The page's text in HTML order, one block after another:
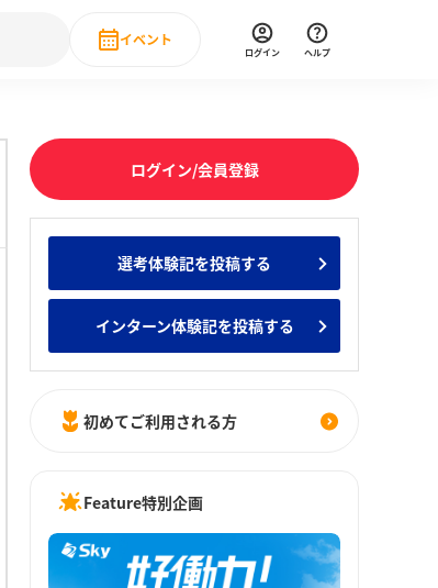
人気企業ランキング みんなのインターン人気企業ランキ
場社員インタビュー
イベント
直近のイベント一覧
ログイン ヘルプ
ログイン/会員登録
選考体験記を投稿する
インターン体験記を投稿する
初めてご利用される方
Feature特別企画